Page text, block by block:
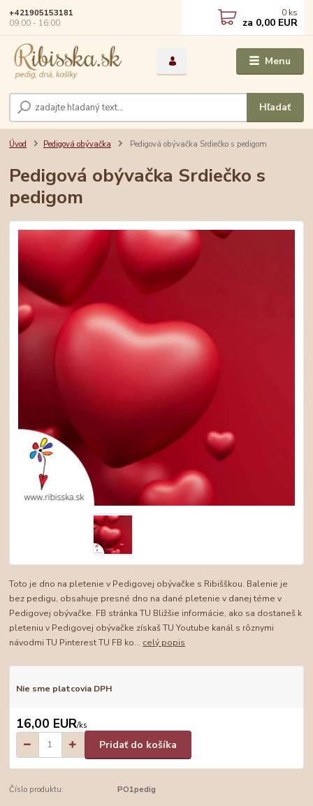
Menu
Hľadať
+421905153181
09:00 - 16:00
0 ks
za 0,00 EUR
Úvod Pedigová obývačka Pedigová obývačka Srdiečko s pedigom
Pedigová obývačka Srdiečko s
pedigom
Toto je dno na pletenie v Pedigovej obývačke s Ribišškou. Balenie je
bez pedigu, obsahuje presné dno na dané pletenie v danej téme v
Pedigovej obývačke. FB stránka TU Bližšie informácie, ako sa dostaneš k
pleteniu v Pedigovej obývačke získaš TU Youtube kanál s rôznymi
návodmi TU Pinterest TU FB ko... celý popis
Nie sme platcovia DPH
16,00 EUR/ks
Pridať do košíka
Číslo produktu: PO1pedig